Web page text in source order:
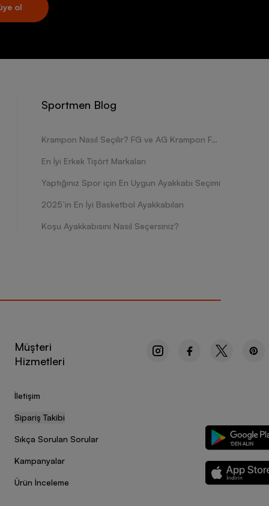
ol
Sportmen Blog
Krampon Nasıl Seçilir? FG ve AG Krampon Farkları Nelerdir?
En İyi Erkek Tişört Markaları
Yaptığınız Spor için En Uygun Ayakkabı Seçimi
2025’in En İyi Basketbol Ayakkabıları
Koşu Ayakkabısını Nasıl Seçersiniz?
Müşteri
Hizmetleri
İletişim
Sipariş Takibi
Sıkça Sorulan Sorular
Kampanyalar
Ürün İnceleme